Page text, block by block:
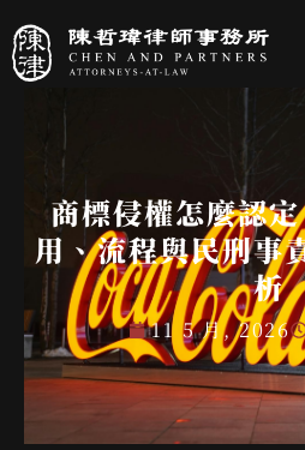
商標侵權怎麼認
用、流程與民刑事
析
11 5 月, 2026